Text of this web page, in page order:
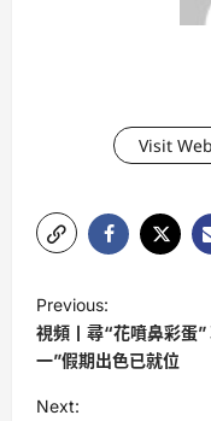
Visit
o
s
t
Previous:
視頻丨尋“花噴鼻彩蛋
一”假期出色已就位
Next: